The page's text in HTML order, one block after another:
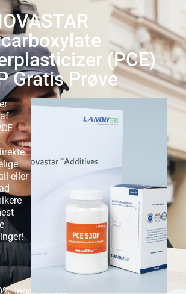
(PCE)
Gratis Prøve
eller
Ingen skjulte